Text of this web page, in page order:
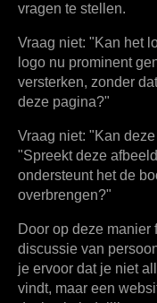
vragen te stellen.
Vraag niet: "Kan het
logo nu prominent
versterken, zonder
deze pagina?"
Vraag niet: "Kan
"Spreekt deze
ondersteunt het de
overbrengen?"
Door op deze manier
discussie van
je ervoor dat je niet
vindt, maar een